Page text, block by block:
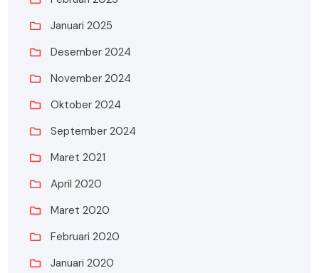
Januari 2025
Desember 2024
November 2024
Oktober 2024
September 2024
Maret 2021
April 2020
Maret 2020
Februari 2020
Januari 2020